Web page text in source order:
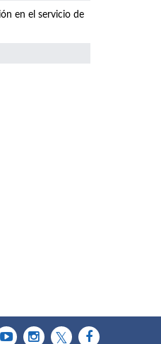
en el servicio de